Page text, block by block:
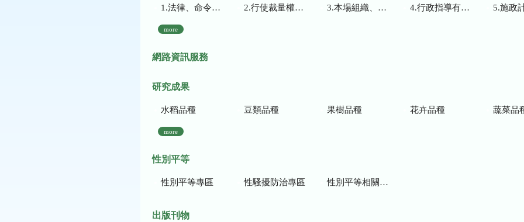
1.法律、命令、法規命令 2.行使裁量權而訂頒之解釋性規定及裁量基準 3.本場組織、職掌及聯絡資訊 4.行政指導有關文書 5.施政計畫、業務
more
網路資訊服務
研究成果
水稻品種 豆類品種 果樹品種 花卉品種 蔬菜品
more
性別平等
性別平等專區 性騷擾防治專區 性別平等相關網站
出版刊物